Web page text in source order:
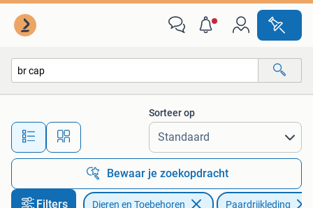
Alle afstanden…
Sorteer op
Bewaar je zoekopdracht
Filters Dieren en Toebehoren Paardrijkleding